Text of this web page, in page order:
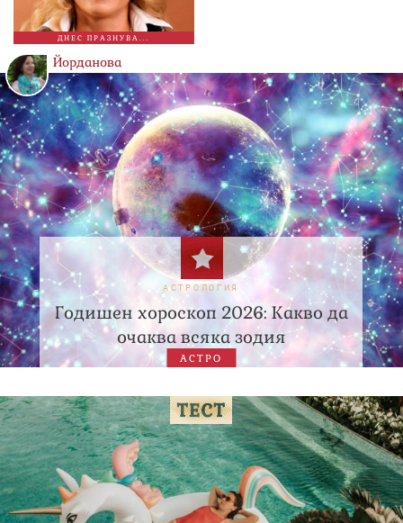
ДНЕС ПРАЗНУВА...
Йорданова
АСТРОЛОГИЯ
Годишен хороскоп 2026: Какво да
очаква всяка зодия
АСТРО